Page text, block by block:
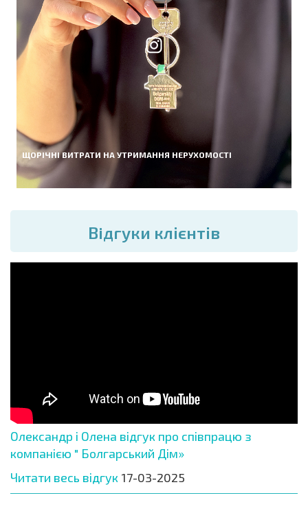
ЩОРІЧНІ ВИТРАТИ НА УТРИМАННЯ НЕРУХОМОСТІ
Вiдгуки клієнтів
Олександр і Олена відгук про співпрацю з
компанією " Болгарський Дім»
Читати весь відгук 17-03-2025